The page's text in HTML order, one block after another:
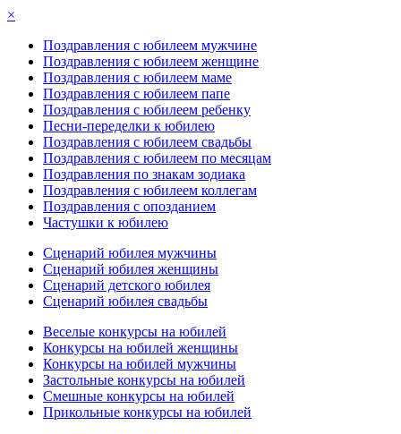
×
Поздравления с юбилеем мужчине
Поздравления с юбилеем женщине
Поздравления с юбилеем маме
Поздравления с юбилеем папе
Поздравления с юбилеем ребенку
Песни-переделки к юбилею
Поздравления с юбилеем свадьбы
Поздравления с юбилеем по месяцам
Поздравления по знакам зодиака
Поздравления с юбилеем коллегам
Поздравления с опозданием
Частушки к юбилею
Сценарий юбилея мужчины
Сценарий юбилея женщины
Сценарий детского юбилея
Сценарий юбилея свадьбы
Веселые конкурсы на юбилей
Конкурсы на юбилей женщины
Конкурсы на юбилей мужчины
Застольные конкурсы на юбилей
Смешные конкурсы на юбилей
Прикольные конкурсы на юбилей